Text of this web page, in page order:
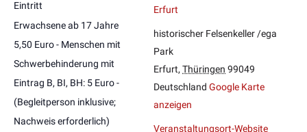
Erfurt
historischer Felsenkeller /ega
Park
Erfurt, Thüringen 99049
Deutschland Google Karte
anzeigen
Veranstaltungsort-Website
Eintritt
Erwachsene ab 17 Jahre
5,50 Euro - Menschen mit
Schwerbehinderung mit
Eintrag B, BI, BH: 5 Euro -
(Begleitperson inklusive;
Nachweis erforderlich)